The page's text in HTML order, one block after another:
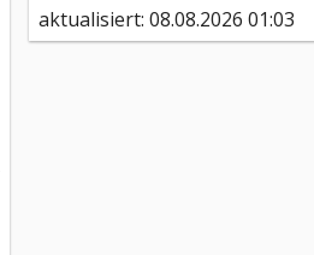
aktualisiert: 08.08.2026 01:03